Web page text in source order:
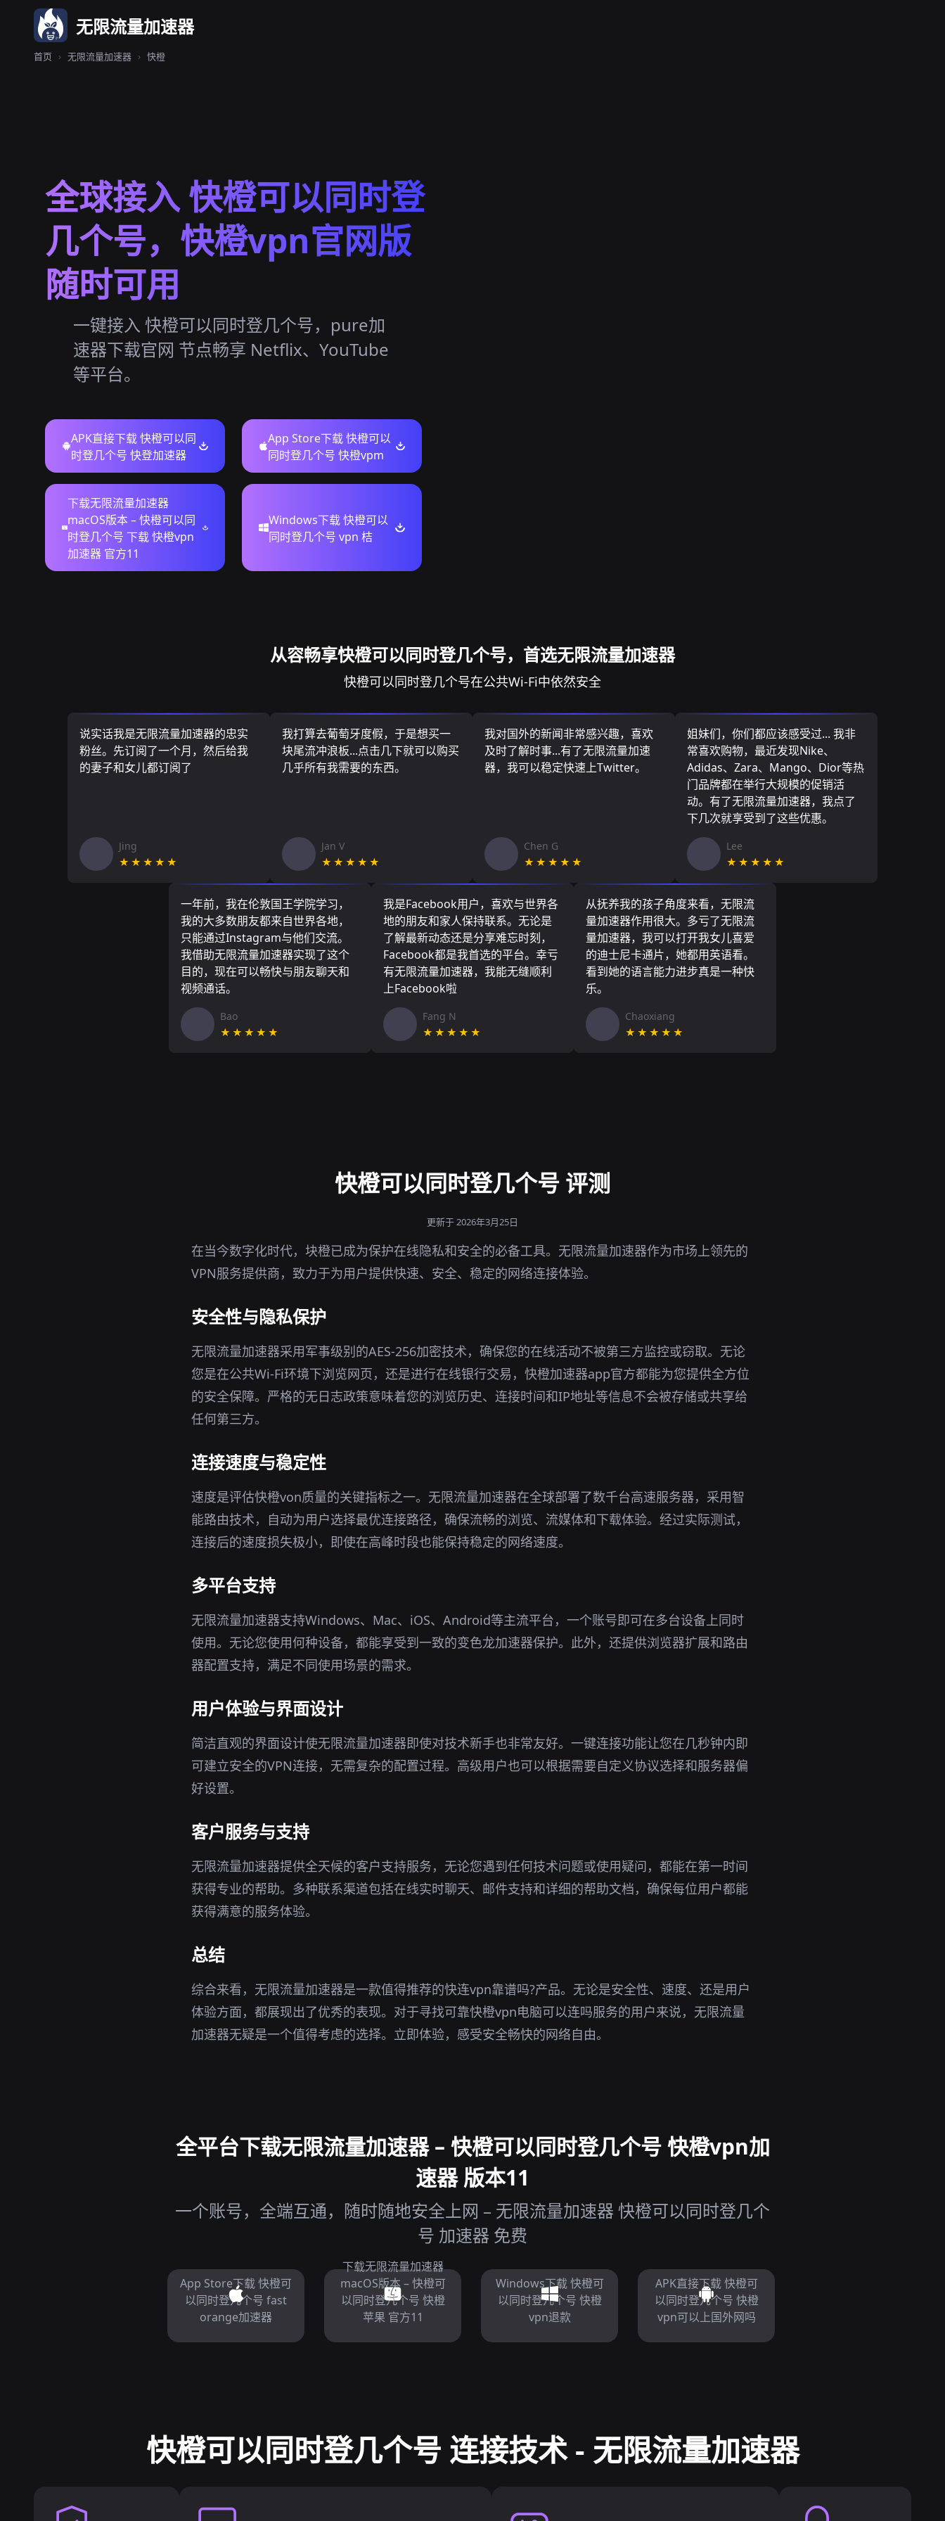
无限流量加速器
首页 › 无限流量加速器 › 快橙
全球接入 快橙可以同时登
几个号，快橙vpn官网版
随时可用
一键接入 快橙可以同时登几个号，pure加
速器下载官网 节点畅享 Netflix、YouTube
等平台。
APK直接下载 快橙可以同
时登几个号 快登加速器
App Store下载 快橙可以
同时登几个号 快橙vpm
下载无限流量加速器
macOS版本 – 快橙可以同
时登几个号 下载 快橙vpn
加速器 官方11
Windows下载 快橙可以
同时登几个号 vpn 桔
从容畅享快橙可以同时登几个号，首选无限流量加速器
快橙可以同时登几个号在公共Wi-Fi中依然安全
说实话我是无限流量加速器的忠实
粉丝。先订阅了一个月，然后给我
的妻子和女儿都订阅了
Jing
★★★★★
我打算去葡萄牙度假，于是想买一
块尾流冲浪板...点击几下就可以购买
几乎所有我需要的东西。
Jan V
★★★★★
我对国外的新闻非常感兴趣，喜欢
及时了解时事...有了无限流量加速
器，我可以稳定快速上Twitter。
Chen G
★★★★★
姐妹们，你们都应该感受过... 我非
常喜欢购物，最近发现Nike、
Adidas、Zara、Mango、Dior等热
门品牌都在举行大规模的促销活
动。有了无限流量加速器，我点了
下几次就享受到了这些优惠。
Lee
★★★★★
一年前，我在伦敦国王学院学习，
我的大多数朋友都来自世界各地，
只能通过Instagram与他们交流。
我借助无限流量加速器实现了这个
目的，现在可以畅快与朋友聊天和
视频通话。
Bao
★★★★★
我是Facebook用户，喜欢与世界各
地的朋友和家人保持联系。无论是
了解最新动态还是分享难忘时刻，
Facebook都是我首选的平台。幸亏
有无限流量加速器，我能无缝顺利
上Facebook啦
Fang N
★★★★★
从抚养我的孩子角度来看，无限流
量加速器作用很大。多亏了无限流
量加速器，我可以打开我女儿喜爱
的迪士尼卡通片，她都用英语看。
看到她的语言能力进步真是一种快
乐。
Chaoxiang
★★★★★
快橙可以同时登几个号 评测
更新于 2026年3月25日
在当今数字化时代，块橙已成为保护在线隐私和安全的必备工具。无限流量加速器作为市场上领先的
VPN服务提供商，致力于为用户提供快速、安全、稳定的网络连接体验。
安全性与隐私保护
无限流量加速器采用军事级别的AES-256加密技术，确保您的在线活动不被第三方监控或窃取。无论
您是在公共Wi-Fi环境下浏览网页，还是进行在线银行交易，快橙加速器app官方都能为您提供全方位
的安全保障。严格的无日志政策意味着您的浏览历史、连接时间和IP地址等信息不会被存储或共享给
任何第三方。
连接速度与稳定性
速度是评估快橙von质量的关键指标之一。无限流量加速器在全球部署了数千台高速服务器，采用智
能路由技术，自动为用户选择最优连接路径，确保流畅的浏览、流媒体和下载体验。经过实际测试，
连接后的速度损失极小，即使在高峰时段也能保持稳定的网络速度。
多平台支持
无限流量加速器支持Windows、Mac、iOS、Android等主流平台，一个账号即可在多台设备上同时
使用。无论您使用何种设备，都能享受到一致的变色龙加速器保护。此外，还提供浏览器扩展和路由
器配置支持，满足不同使用场景的需求。
用户体验与界面设计
简洁直观的界面设计使无限流量加速器即使对技术新手也非常友好。一键连接功能让您在几秒钟内即
可建立安全的VPN连接，无需复杂的配置过程。高级用户也可以根据需要自定义协议选择和服务器偏
好设置。
客户服务与支持
无限流量加速器提供全天候的客户支持服务，无论您遇到任何技术问题或使用疑问，都能在第一时间
获得专业的帮助。多种联系渠道包括在线实时聊天、邮件支持和详细的帮助文档，确保每位用户都能
获得满意的服务体验。
总结
综合来看，无限流量加速器是一款值得推荐的快连vpn靠谱吗?产品。无论是安全性、速度、还是用户
体验方面，都展现出了优秀的表现。对于寻找可靠快橙vpn电脑可以连吗服务的用户来说，无限流量
加速器无疑是一个值得考虑的选择。立即体验，感受安全畅快的网络自由。
全平台下载无限流量加速器 – 快橙可以同时登几个号 快橙vpn加
速器 版本11
一个账号，全端互通，随时随地安全上网 – 无限流量加速器 快橙可以同时登几个
号 加速器 免费
App Store下载 快橙可
以同时登几个号 fast
orange加速器
下载无限流量加速器
macOS版本 – 快橙可
以同时登几个号 快橙
苹果 官方11
Windows下载 快橙可
以同时登几个号 快橙
vpn退款
APK直接下载 快橙可
以同时登几个号 快橙
vpn可以上国外网吗
快橙可以同时登几个号 连接技术 - 无限流量加速器